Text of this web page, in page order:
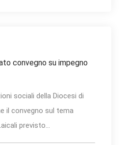
convegno su impegno
sociali della Diocesi di
il convegno sul tema
previsto...